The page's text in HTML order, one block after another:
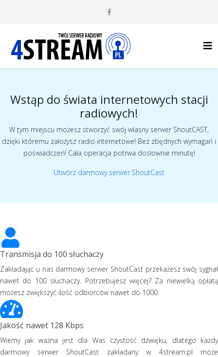
Wstąp do świata internetowych stacji
radiowych!
W tym miejscu możesz stworzyć swój własny serwer ShoutCAST,
dzięki któremu założysz radio internetowe! Bez zbędnych wymagań i
poświadczeń! Cała operacja potrwa dosłownie minutę!
Utwórz darmowy serwer ShoutCast
Transmisja do 100 słuchaczy
Zakładając u nas darmowy serwer ShoutCast przekażesz swój sygnał
nawet do 100 słuchaczy. Potrzebujesz więcej? Za niewielką opłatą
możesz zwiększyć ilość odbiorców nawet do 1000.
Jakość nawet 128 Kbps
Wiemy jak ważna jest dla Was czystość dźwięku, dlatego każdy
darmowy serwer ShoutCast zakładany w 4stream.pl może